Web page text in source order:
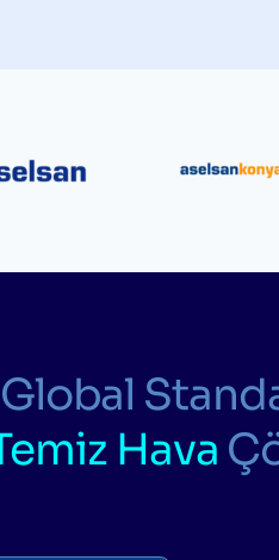
Global
Hava